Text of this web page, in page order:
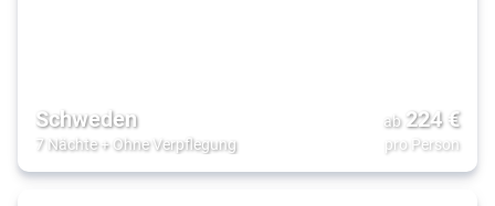
Schweden
7 Nächte+ Ohne Verpflegung
ab 224€
pro Person